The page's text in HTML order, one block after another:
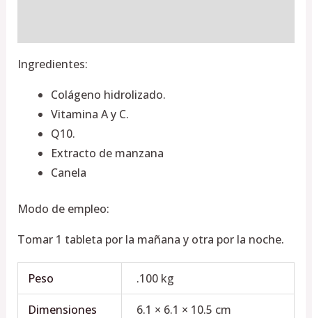
Ingredientes:
Colágeno hidrolizado.
Vitamina A y C.
Q10.
Extracto de manzana
Canela
Modo de empleo:
Tomar 1 tableta por la mañana y otra por la noche.
Peso .100 kg
Dimensiones 6.1 × 6.1 × 10.5 cm